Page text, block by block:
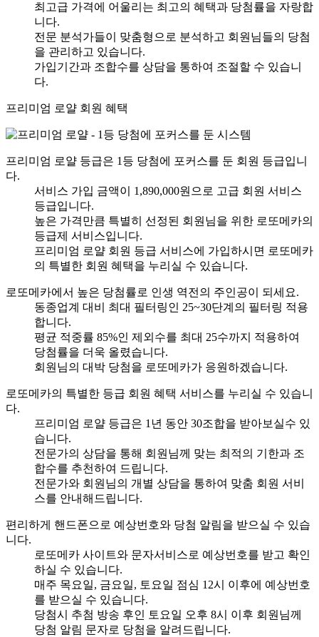
최고급 가격에 어울리는 최고의 혜택과 당첨률을 자랑합
니다.
전문 분석가들이 맞춤형으로 분석하고 회원님들의 당첨
을 관리하고 있습니다.
가입기간과 조합수를 상담을 통하여 조절할 수 있습니
다.
프리미엄 로얄 회원 혜택
프리미엄 로얄 등급은 1등 당첨에 포커스를 둔 회원 등급입니
다.
서비스 가입 금액이 1,890,000원으로 고급 회원 서비스
등급입니다.
높은 가격만큼 특별히 선정된 회원님을 위한 로또메카의
등급제 서비스입니다.
프리미엄 로얄 회원 등급 서비스에 가입하시면 로또메카
의 특별한 회원 혜택을 누리실 수 있습니다.
로또메카에서 높은 당첨률로 인생 역전의 주인공이 되세요.
동종업계 대비 최대 필터링인 25~30단계의 필터링 적용
합니다.
평균 적중률 85%인 제외수를 최대 25수까지 적용하여
당첨률을 더욱 올렸습니다.
회원님의 대박 당첨을 로또메카가 응원하겠습니다.
로또메카의 특별한 등급 회원 혜택 서비스를 누리실 수 있습니
다.
프리미엄 로얄 등급은 1년 동안 30조합을 받아보실수 있
습니다.
전문가의 상담을 통해 회원님께 맞는 최적의 기한과 조
합수를 추천하여 드립니다.
전문가와 회원님의 개별 상담을 통하여 맞춤 회원 서비
스를 안내해드립니다.
편리하게 핸드폰으로 예상번호와 당첨 알림을 받으실 수 있습
니다.
로또메카 사이트와 문자서비스로 예상번호를 받고 확인
하실 수 있습니다.
매주 목요일, 금요일, 토요일 점심 12시 이후에 예상번호
를 받으실 수 있습니다.
당첨시 추첨 방송 후인 토요일 오후 8시 이후 회원님께
당첨 알림 문자로 당첨을 알려드립니다.